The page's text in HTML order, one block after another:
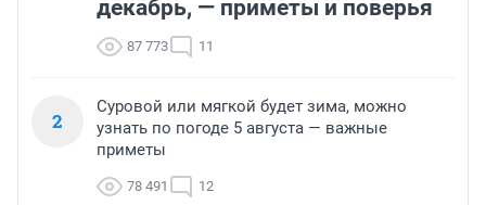
декабрь, — приметы и поверья
87 773 11
2
Суровой или мягкой будет зима, можно
узнать по погоде 5 августа — важные
приметы
78 491 12